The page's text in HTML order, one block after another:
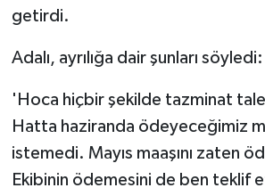
getirdi.
Adalı, ayrılığa dair şunları söyledi:
'Hoca hiçbir şekilde tazminat
Hatta haziranda ödeyeceğimiz
istemedi. Mayıs maaşını zaten
Ekibinin ödemesini de ben teklif